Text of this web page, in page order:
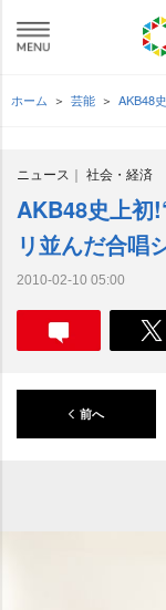
ホーム 芸能 AKB48
ニュース 社会・経済
AKB48史上初
リ並んだ合唱
2010-02-10 05:00
前へ